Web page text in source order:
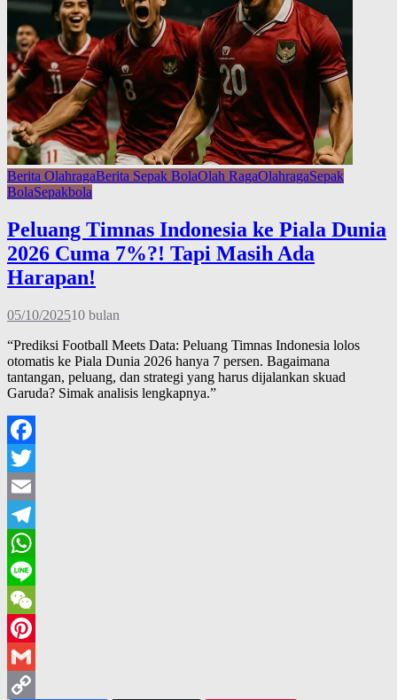
Berita OlahragaBerita Sepak BolaOlah RagaOlahragaSepak
BolaSepakbola
Peluang Timnas Indonesia ke Piala Dunia
2026 Cuma 7%?! Tapi Masih Ada
Harapan!
05/10/202510 bulan
“Prediksi Football Meets Data: Peluang Timnas Indonesia lolos
otomatis ke Piala Dunia 2026 hanya 7 persen. Bagaimana
tantangan, peluang, dan strategi yang harus dijalankan skuad
Garuda? Simak analisis lengkapnya.”
Facebook
Twitter
Email
Telegram
WhatsApp
Line
WeChat
Pinterest
Gmail